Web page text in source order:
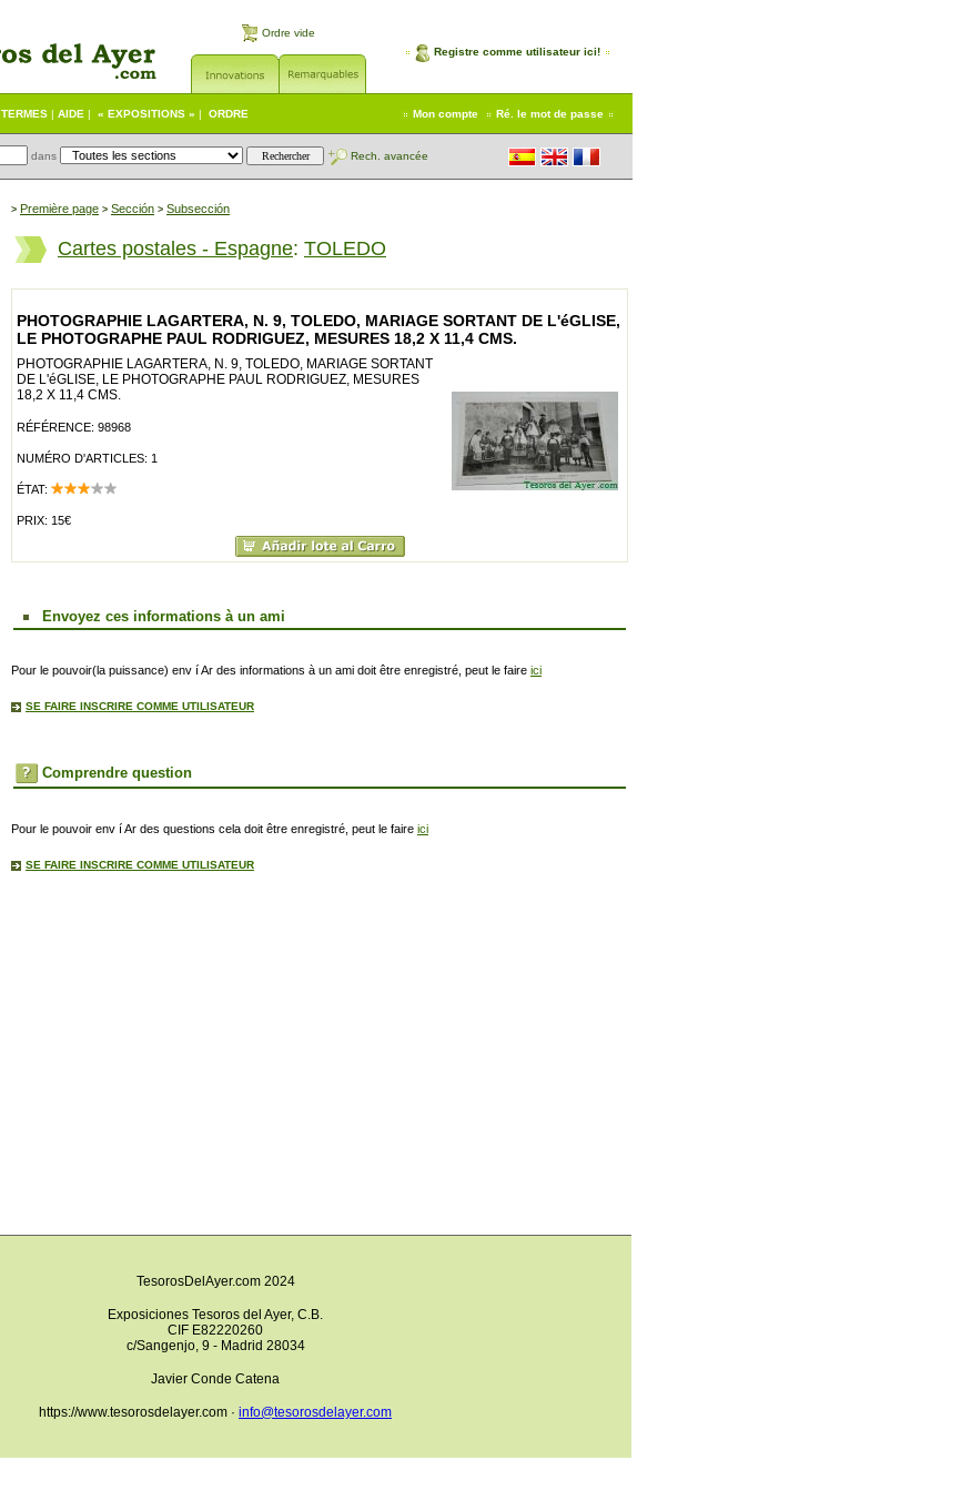
Ordre vide
Registre comme utilisateur ici!
TERMES | AIDE | « EXPOSITIONS » | ORDRE Mon compte Ré. le mot de passe
dans Rech. avancée
> Première page > Sección > Subsección
Cartes postales - Espagne: TOLEDO
PHOTOGRAPHIE LAGARTERA, N. 9, TOLEDO, MARIAGE SORTANT DE L'éGLISE,
LE PHOTOGRAPHE PAUL RODRIGUEZ, MESURES 18,2 X 11,4 CMS.
PHOTOGRAPHIE LAGARTERA, N. 9, TOLEDO, MARIAGE SORTANT
DE L'éGLISE, LE PHOTOGRAPHE PAUL RODRIGUEZ, MESURES
18,2 X 11,4 CMS.
RÉFÉRENCE: 98968
NUMÉRO D'ARTICLES: 1
ÉTAT:
PRIX: 15€
Envoyez ces informations à un ami
Pour le pouvoir(la puissance) env í Ar des informations à un ami doit être enregistré, peut le faire ici
SE FAIRE INSCRIRE COMME UTILISATEUR
Comprendre question
Pour le pouvoir env í Ar des questions cela doit être enregistré, peut le faire ici
SE FAIRE INSCRIRE COMME UTILISATEUR
TesorosDelAyer.com 2024
Exposiciones Tesoros del Ayer, C.B.
CIF E82220260
c/Sangenjo, 9 - Madrid 28034
Javier Conde Catena
https://www.tesorosdelayer.com · info@tesorosdelayer.com